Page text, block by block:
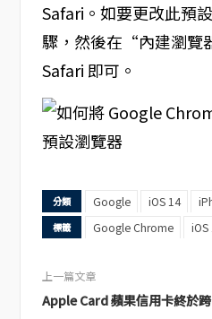
Safari。如要更改此預
驟，然後在“內建瀏覽
Safari 即可。
分類 Google iOS 14
標籤 Google Chrome iOS
上一篇文章
Apple Card 蘋果信用卡終於